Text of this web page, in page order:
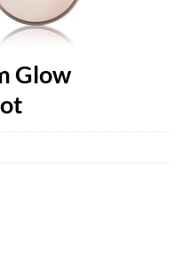
Glow